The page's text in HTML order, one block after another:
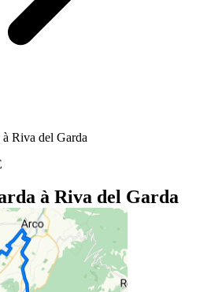
Riva del Garda
à Riva del Garda